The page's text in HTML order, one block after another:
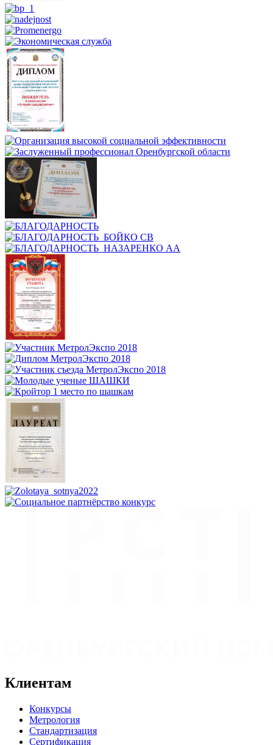
Клиентам
Конкурсы
Метрология
Стандартизация
Сертификация